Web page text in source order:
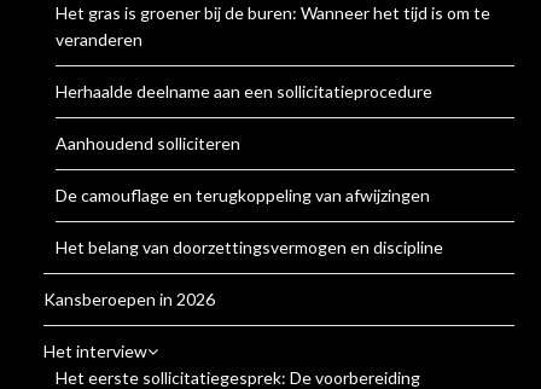
Het gras is groener bij de buren: Wanneer het tijd is om te
veranderen
Herhaalde deelname aan een sollicitatieprocedure
Aanhoudend solliciteren
De camouflage en terugkoppeling van afwijzingen
Het belang van doorzettingsvermogen en discipline
Kansberoepen in 2026
Het interview
Het eerste sollicitatiegesprek: De voorbereiding